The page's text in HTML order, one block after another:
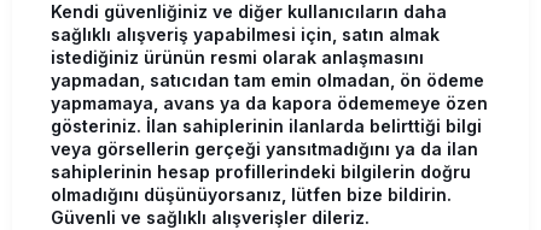
Kendi güvenliğiniz ve diğer kullanıcıların daha
sağlıklı alışveriş yapabilmesi için, satın almak
istediğiniz ürünün resmi olarak anlaşmasını
yapmadan, satıcıdan tam emin olmadan, ön ödeme
yapmamaya, avans ya da kapora ödememeye özen
gösteriniz. İlan sahiplerinin ilanlarda belirttiği bilgi
veya görsellerin gerçeği yansıtmadığını ya da ilan
sahiplerinin hesap profillerindeki bilgilerin doğru
olmadığını düşünüyorsanız, lütfen bize bildirin.
Güvenli ve sağlıklı alışverişler dileriz.